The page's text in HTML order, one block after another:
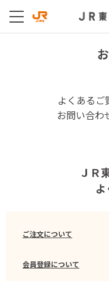
よくあるご
お問い合わ
ＪＲ
ご注文について
会員登録について